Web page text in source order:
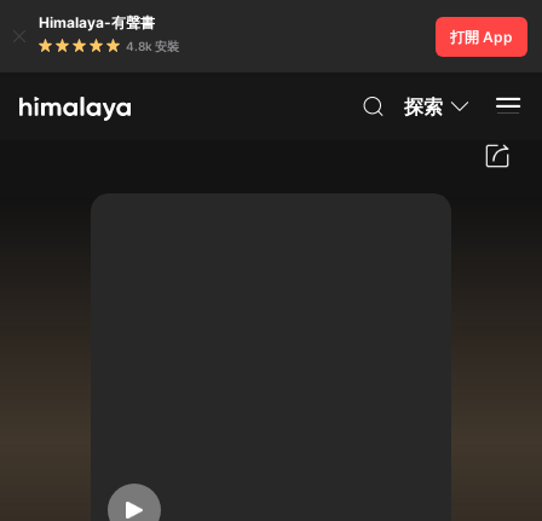
Himalaya-有聲書
4.8k 安裝
打開 App
探索